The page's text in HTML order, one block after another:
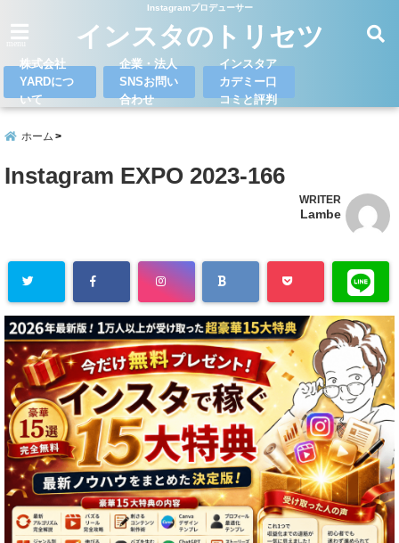
Instagramプロデューサー
インスタのトリセツ
株式会社
YARDにつ
いて
企業・法人
SNSお問い
合わせ
インスタア
カデミー口
コミと評判
ホーム
Instagram EXPO 2023-166
WRITER
Lambe